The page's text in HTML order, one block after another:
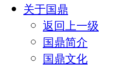
关于国鼎
返回上一级
国鼎简介
国鼎文化